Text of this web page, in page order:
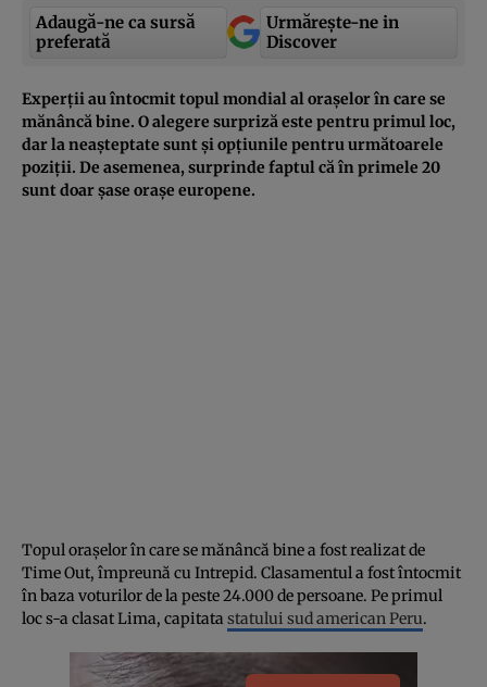
Adaugă-ne ca sursă
preferată
Urmărește-ne in
Discover
Experții au întocmit topul mondial al orașelor în care se
mănâncă bine. O alegere surpriză este pentru primul loc,
dar la neașteptate sunt și opțiunile pentru următoarele
poziții. De asemenea, surprinde faptul că în primele 20
sunt doar șase orașe europene.
Topul orașelor în care se mănâncă bine a fost realizat de
Time Out, împreună cu Intrepid. Clasamentul a fost întocmit
în baza voturilor de la peste 24.000 de persoane. Pe primul
loc s-a clasat Lima, capitata statului sud american Peru.